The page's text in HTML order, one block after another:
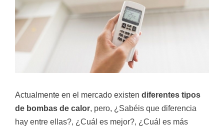
Larger
Image
Actualmente en el mercado existen diferentes tipos
de bombas de calor, pero, ¿Sabéis que diferencia
hay entre ellas?, ¿Cuál es mejor?, ¿Cuál es más